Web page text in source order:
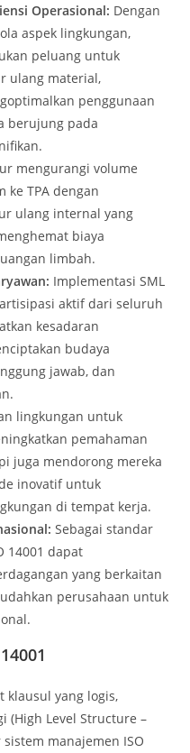
Operasional: Dengan
aspek lingkungan,
peluang untuk
ulang material,
penggunaan
berujung pada
mengurangi volume
ke TPA dengan
ulang internal yang
biaya
limbah.
Implementasi SML
aktif dari seluruh
kesadaran
budaya
jawab, dan
lingkungan untuk
pemahaman
juga mendorong mereka
inovatif untuk
di tempat kerja.
Sebagai standar
14001 dapat
yang berkaitan
perusahaan untuk
klausul yang logis,
(High Level Structure –
manajemen ISO